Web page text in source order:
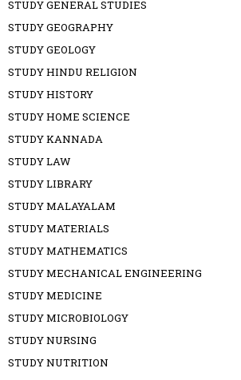
STUDY GENERAL STUDIES
STUDY GEOGRAPHY
STUDY GEOLOGY
STUDY HINDU RELIGION
STUDY HISTORY
STUDY HOME SCIENCE
STUDY KANNADA
STUDY LAW
STUDY LIBRARY
STUDY MALAYALAM
STUDY MATERIALS
STUDY MATHEMATICS
STUDY MECHANICAL ENGINEERING
STUDY MEDICINE
STUDY MICROBIOLOGY
STUDY NURSING
STUDY NUTRITION